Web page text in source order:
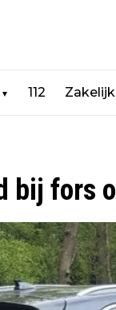
▼ 112 Zakelijk
bij fors